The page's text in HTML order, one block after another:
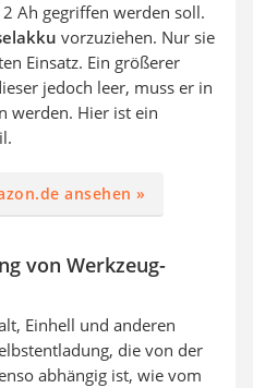
Ah gegriffen werden soll.
vorzuziehen. Nur sie
Einsatz. Ein größerer
jedoch leer, muss er in
werden. Hier ist ein
ansehen »
von Werkzeug-
Einhell und anderen
die von der
abhängig ist, wie vom